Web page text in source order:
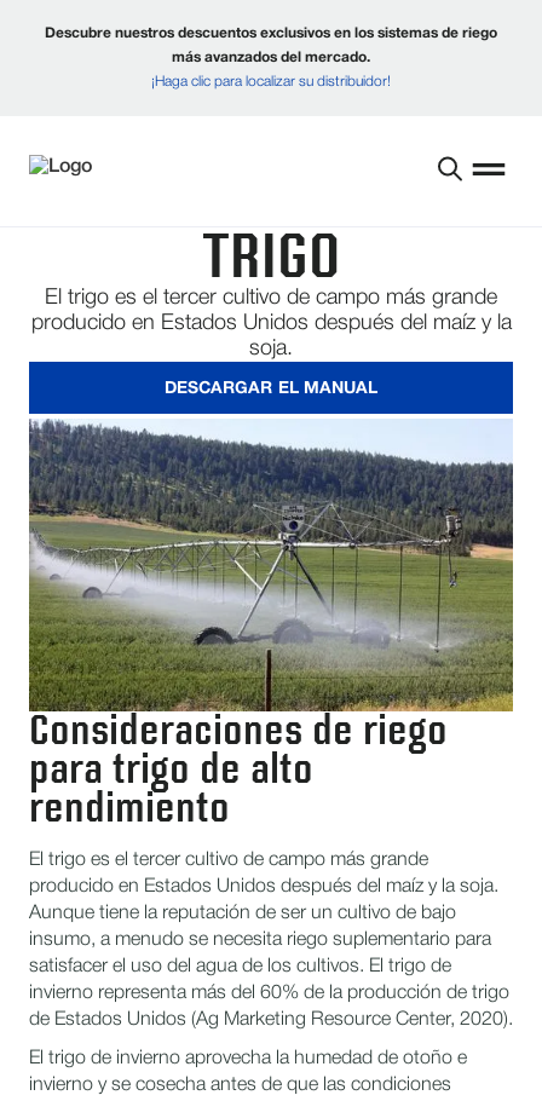
Descubre nuestros descuentos exclusivos en los sistemas de riego
más avanzados del mercado.
¡Haga clic para localizar su distribuidor!
TRIGO
El trigo es el tercer cultivo de campo más grande
producido en Estados Unidos después del maíz y la
soja.
DESCARGAR EL MANUAL
Consideraciones de riego
para trigo de alto
rendimiento
El trigo es el tercer cultivo de campo más grande
producido en Estados Unidos después del maíz y la soja.
Aunque tiene la reputación de ser un cultivo de bajo
insumo, a menudo se necesita riego suplementario para
satisfacer el uso del agua de los cultivos. El trigo de
invierno representa más del 60% de la producción de trigo
de Estados Unidos (Ag Marketing Resource Center, 2020).
El trigo de invierno aprovecha la humedad de otoño e
invierno y se cosecha antes de que las condiciones